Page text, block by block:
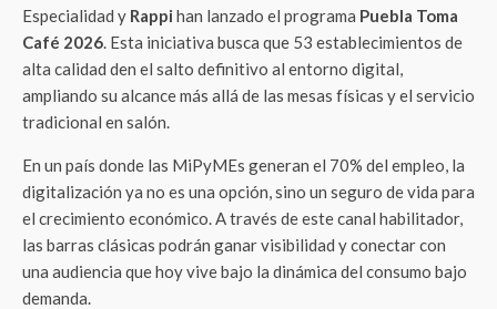
Especialidad y Rappi han lanzado el programa Puebla Toma
Café 2026. Esta iniciativa busca que 53 establecimientos de
alta calidad den el salto definitivo al entorno digital,
ampliando su alcance más allá de las mesas físicas y el servicio
tradicional en salón.
En un país donde las MiPyMEs generan el 70% del empleo, la
digitalización ya no es una opción, sino un seguro de vida para
el crecimiento económico. A través de este canal habilitador,
las barras clásicas podrán ganar visibilidad y conectar con
una audiencia que hoy vive bajo la dinámica del consumo bajo
demanda.